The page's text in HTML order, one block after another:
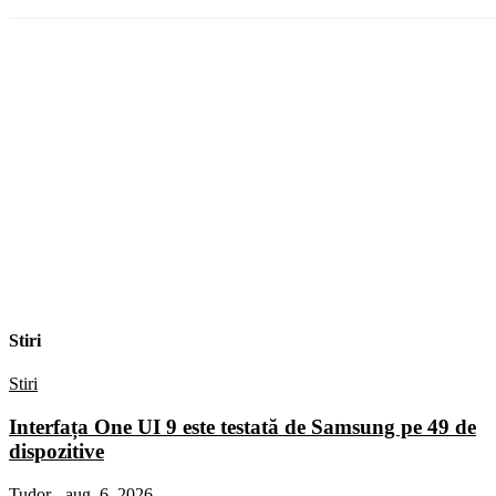
Stiri
Stiri
Interfața One UI 9 este testată de Samsung pe 49 de
dispozitive